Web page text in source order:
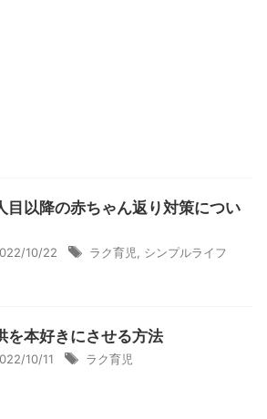
目以降の赤ちゃん返り対策につい
10/22 ラク育児 シンプルライフ
を本好きにさせる方法
10/11 ラク育児